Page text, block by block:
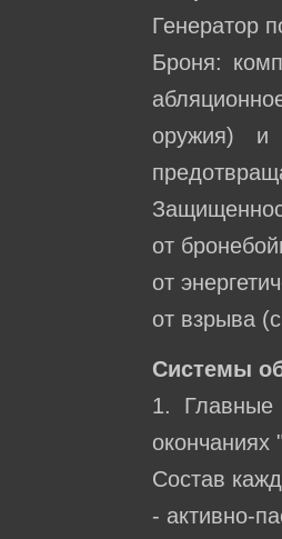
Генератор
Броня:
оружия) и
от
от
от взрыва
Системы
1. Главные
окончаниях
Состав
- активно-